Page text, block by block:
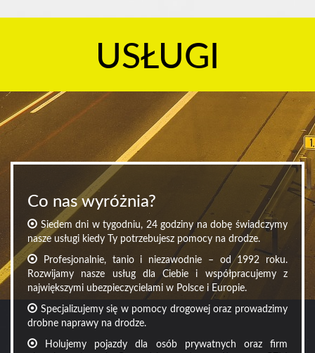
USŁUGI
Co nas wyróżnia?
Siedem dni w tygodniu, 24 godziny na dobę świadczymy
nasze usługi kiedy Ty potrzebujesz pomocy na drodze.
Profesjonalnie, tanio i niezawodnie – od 1992 roku.
Rozwijamy nasze usług dla Ciebie i współpracujemy z
największymi ubezpieczycielami w Polsce i Europie.
Specjalizujemy się w pomocy drogowej oraz prowadzimy
drobne naprawy na drodze.
Holujemy pojazdy dla osób prywatnych oraz firm